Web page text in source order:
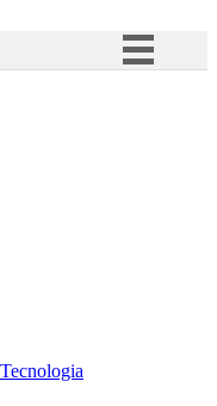
à informação